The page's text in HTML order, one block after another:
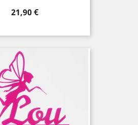
Prix
21,90 €